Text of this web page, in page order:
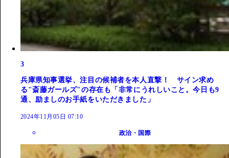
3
兵庫県知事選挙、注目の候補者を本人直撃！ サイン求め
る"斎藤ガールズ"の存在も「非常にうれしいこと。今日も9
通、励ましのお手紙をいただきました」
2024年11月05日 07:10
政治・国際